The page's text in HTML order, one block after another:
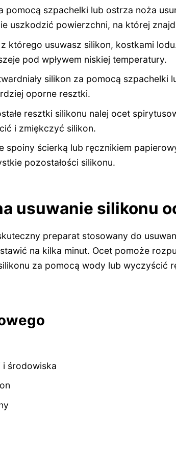
pomocą szpachelki lub ostrza noża
uszkodzić powierzchni, na której
z którego usuwasz silikon, kostkami
pod wpływem niskiej temperatury.
silikon za pomocą szpachelki
oporne resztki.
resztki silikonu nalej ocet
i zmiękczyć silikon.
spoiny ścierką lub ręcznikiem
pozostałości silikonu.
usuwanie silikonu
preparat stosowany do
na kilka minut. Ocet pomoże
za pomocą wody lub wyczyścić
i środowiska